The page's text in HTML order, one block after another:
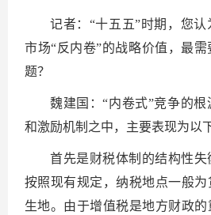
记者：“十五五”时期，您
市场“反内卷”的战略价值，最
题？
魏建国：“内卷式”竞争的
和激励机制之中，主要表现为以
首先是财税体制的结构性失
按照现有规定，纳税地点一般
生地。由于增值税是地方财政